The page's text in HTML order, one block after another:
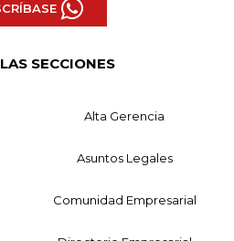
SECCIONES
Alta Gerencia
Asuntos Legales
Comunidad Empresarial